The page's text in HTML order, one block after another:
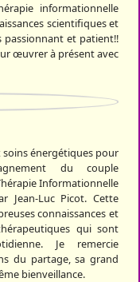
informationnelle
scientifiques et
passionnant et patient!!
œuvrer à présent avec
énergétiques pour
du couple
Informationnelle
Jean-Luc Picot. Cette
connaissances et
qui sont
Je remercie
du partage, sa grand
bienveillance.